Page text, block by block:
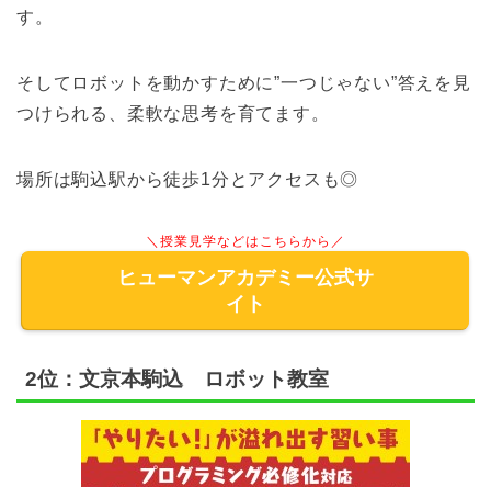
す。
そしてロボットを動かすために”一つじゃない”答えを見
つけられる、柔軟な思考を育てます。
場所は駒込駅から徒歩1分とアクセスも◎
＼授業見学などはこちらから／
ヒューマンアカデミー公式サ
イト
2位：文京本駒込 ロボット教室